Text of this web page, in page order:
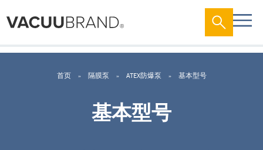
首页 隔膜泵 ATEX防爆泵 基本型号
基本型号